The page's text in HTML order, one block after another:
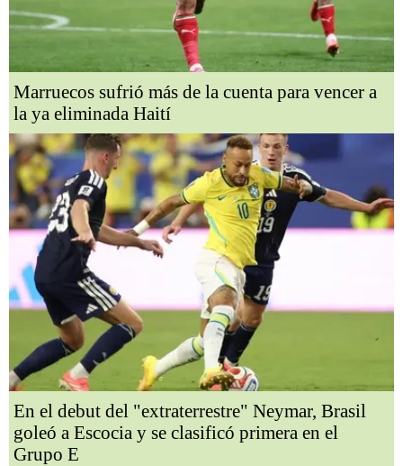
Marruecos sufrió más de la cuenta para vencer a
la ya eliminada Haití
En el debut del "extraterrestre" Neymar, Brasil
goleó a Escocia y se clasificó primera en el
Grupo E